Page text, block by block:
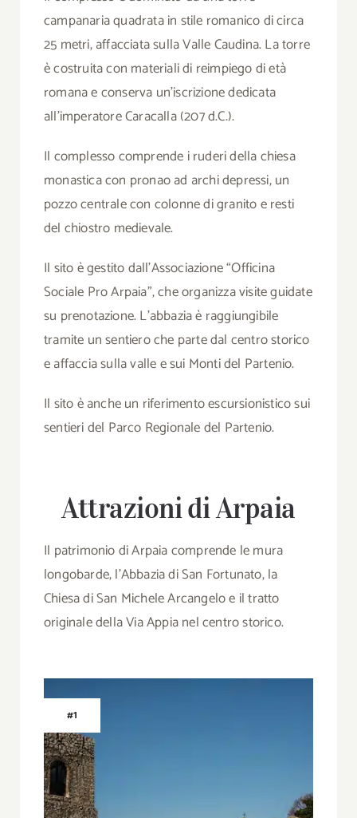
campanaria quadrata in stile romanico di circa
25 metri, affacciata sulla Valle Caudina. La torre
è costruita con materiali di reimpiego di età
romana e conserva un’iscrizione dedicata
all’imperatore Caracalla (207 d.C.).
Il complesso comprende i ruderi della chiesa
monastica con pronao ad archi depressi, un
pozzo centrale con colonne di granito e resti
del chiostro medievale.
Il sito è gestito dall’Associazione “Officina
Sociale Pro Arpaia”, che organizza visite guidate
su prenotazione. L’abbazia è raggiungibile
tramite un sentiero che parte dal centro storico
e affaccia sulla valle e sui Monti del Partenio.
Il sito è anche un riferimento escursionistico sui
sentieri del Parco Regionale del Partenio.
Attrazioni di Arpaia
Il patrimonio di Arpaia comprende le mura
longobarde, l’Abbazia di San Fortunato, la
Chiesa di San Michele Arcangelo e il tratto
originale della Via Appia nel centro storico.
#1